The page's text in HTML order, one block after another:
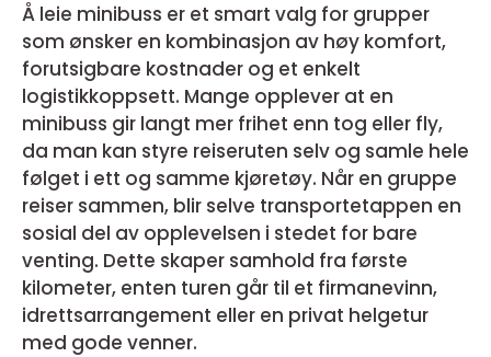
Å leie minibuss er et smart valg for grupper
som ønsker en kombinasjon av høy komfort,
forutsigbare kostnader og et enkelt
logistikkoppsett. Mange opplever at en
minibuss gir langt mer frihet enn tog eller fly,
da man kan styre reiseruten selv og samle hele
følget i ett og samme kjøretøy. Når en gruppe
reiser sammen, blir selve transportetappen en
sosial del av opplevelsen i stedet for bare
venting. Dette skaper samhold fra første
kilometer, enten turen går til et firmanevinn,
idrettsarrangement eller en privat helgetur
med gode venner.